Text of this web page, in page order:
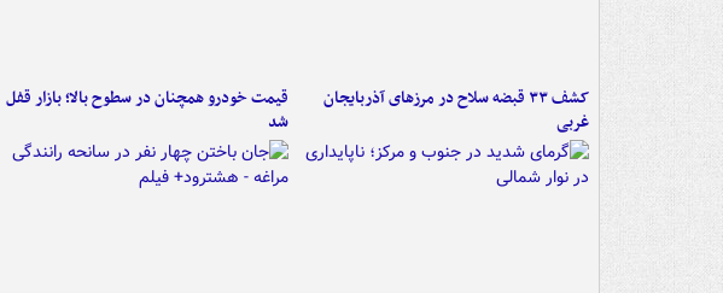
کشف ۳۳ قبضه سلاح در مرزهای آذربایجان
غربی
قیمت خودرو همچنان در سطوح بالا؛ بازار قفل
شد